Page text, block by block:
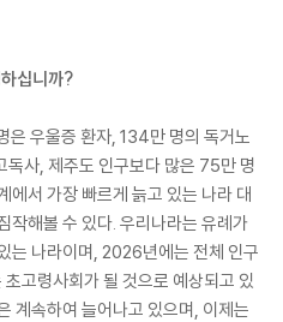
십니까?
우울증 환자, 134만 명의 독거노
사, 제주도 인구보다 많은 75만 명
에서 가장 빠르게 늙고 있는 나라 대
작해볼 수 있다. 우리나라는 유례가
는 나라이며, 2026년에는 전체 인구
고령사회가 될 것으로 예상되고 있
계속하여 늘어나고 있으며, 이제는